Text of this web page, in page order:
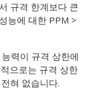
규격 한계보다 큰
능에 대한 PPM >
력이 규격 상한에
으로는 규격 상한
혀 없습니다.